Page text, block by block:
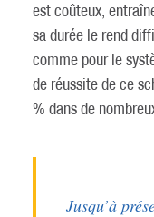
est coûteux,
sa durée le rend
comme pour le
de réussite de ce
% dans de
Jusqu’à